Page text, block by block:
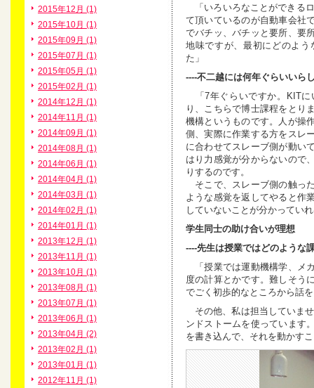
2015年12月 (1)
2015年10月 (1)
2015年09月 (1)
2015年07月 (1)
2015年05月 (1)
2015年02月 (1)
2014年12月 (1)
2014年11月 (1)
2014年09月 (1)
2014年08月 (1)
2014年06月 (1)
2014年04月 (1)
2014年03月 (1)
2014年02月 (1)
2014年01月 (1)
2013年12月 (1)
2013年11月 (1)
2013年10月 (1)
2013年08月 (1)
2013年07月 (1)
2013年06月 (1)
2013年04月 (2)
2013年02月 (1)
2013年01月 (1)
2012年11月 (1)
「いろいろなことができる
て頂いているのが自動車会社
でバチッ、バチッと要所、要
地味ですが、最初にどのよ
た」
----不二越には何年ぐらいいら
「7年ぐらいですか。KITに
り、こちらで博士課程をとり
機構というものです。人が操
側、実際に作業する方をスレ
に合わせてスレーブ側が動い
はり力感覚が分からないので
りするのです。
そこで、スレーブ側の触っ
ような感覚を返してやると作
していないことが分かってい
学生同士の助け合いが理想
----先生は授業ではどのような
「授業では運動機構学、メ
度の計算とかです。難しそう
でごく初歩的なところから話
その他、私は担当していま
ンドストームを使っています
を書き込んで、それを動かす